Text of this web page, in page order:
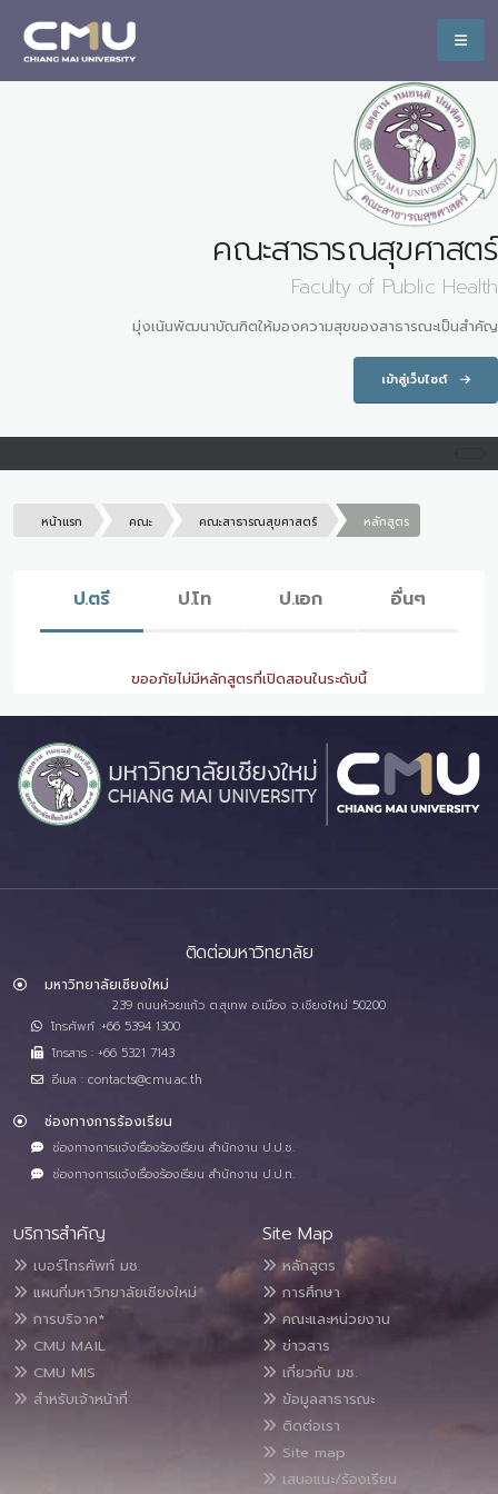
คณะสาธารณสุขศาสตร์
Faculty of Public Health
มุ่งเน้นพัฒนาบัณฑิตให้มองความสุขของสาธารณะเป็นสำคัญ
เข้าสู่เว็บไซต์
หน้าแรก คณะ คณะสาธารณสุขศาสตร์ หลักสูตร
ป.ตรี ป.โท ป.เอก อื่นๆ
ขออภัยไม่มีหลักสูตรที่เปิดสอนในระดับนี้
ติดต่อมหาวิทยาลัย
มหาวิทยาลัยเชียงใหม่
239 ถนนห้วยแก้ว ต.สุเทพ อ.เมือง จ.เชียงใหม่ 50200
โทรศัพท์ :+66 5394 1300
โทรสาร : +66 5321 7143
อีเมล : contacts@cmu.ac.th
ช่องทางการร้องเรียน
ช่องทางการแจ้งเรื่องร้องเรียน สำนักงาน ป.ป.ช.
ช่องทางการแจ้งเรื่องร้องเรียน สำนักงาน ป.ป.ท.
บริการสำคัญ
เบอร์โทรศัพท์ มช.
แผนที่มหาวิทยาลัยเชียงใหม่
การบริจาค*
CMU MAIL
CMU MIS
สำหรับเจ้าหน้าที่
Site Map
หลักสูตร
การศึกษา
คณะและหน่วยงาน
ข่าวสาร
เกี่ยวกับ มช.
ข้อมูลสาธารณะ
ติดต่อเรา
Site map
เสนอแนะ/ร้องเรียน